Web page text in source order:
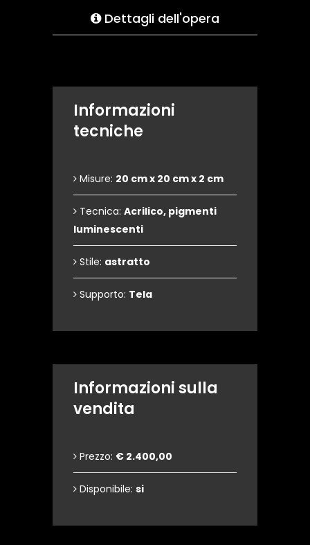
Dettagli dell'opera
Informazioni
tecniche
Misure: 20 cm x 20 cm x 2 cm
Tecnica: Acrilico, pigmenti
luminescenti
Stile: astratto
Supporto: Tela
Informazioni sulla
vendita
Prezzo: € 2.400,00
Disponibile: si